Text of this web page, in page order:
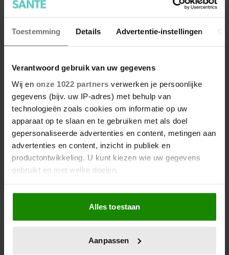
Toestemming Details Advertentie-instellingen
Verantwoord gebruik van uw gegevens
Wij en onze 1022 partners verwerken je persoonlijke
gegevens (bijv. uw IP-adres) met behulp van
technologieën zoals cookies om informatie op uw
apparaat op te slaan en te gebruiken met als doel
gepersonaliseerde advertenties en content, metingen aan
advertenties en content, inzicht in publiek en
productontwikkeling. U kunt kiezen wie uw gegevens
gebruikt en met welke doelen.
Als u het toestaat, willen we ook graag:
Informatie verzamelen over uw geografische
locatie, die tot een paar meter nauwkeurig kan zijn
scannen op specifieke eigenschappen (fingerprinting)
Alles toestaan
Aanpassen